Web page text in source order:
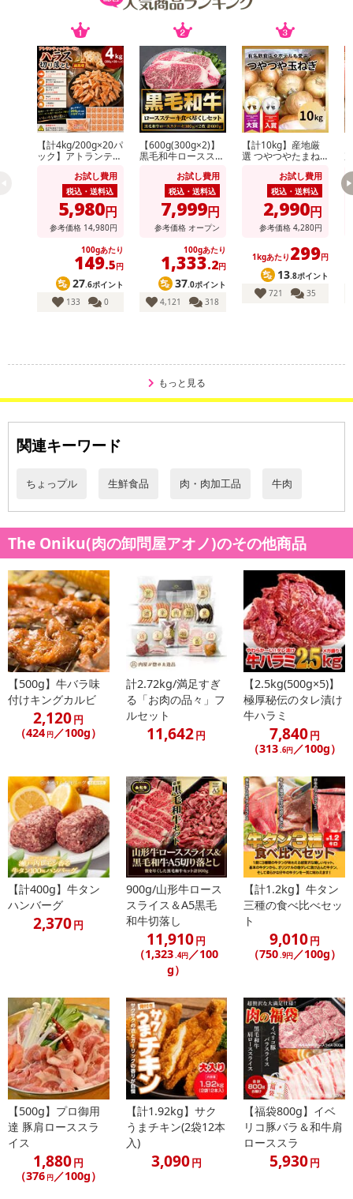
焼肉店のハラミの味をご自宅で！
肉を知り尽くしたThe Oniku(肉の卸問屋アオノ)がお届けする「厚切
り牛ハラミ」！
どっさり3kg(500gずつの小分けパック)の圧倒的なボリュームで
す！
厚切りのハラミをガブリとかぶりついた瞬間、牛ハラミならではの
旨味がお口の中に溢れ出ます！
ギトギトした脂っこさもなく食べごたえも満点！
「厚切り牛ハラミ」は丁寧な下処理を施しているため、焼き縮みが
ほとんどありません。
なので、厚切りなのにやわらかく、しかもジューシー！
どっぷり漬け込んだ「特製ダレ」がこれまた絶品！
このタレだけで白飯が何杯でもイケちゃいます！
老舗50年の肉職人が厳選した「厚切り牛ハラミ」は、独特な臭みも
なく、食べごたえ十分！
「特製ダレ」がしっかりお肉に染み込んでいて、ストレートに旨味
【計4kg/200g×20パ
ック】アトランティ
切り落としお試し費用
税込・送料込
5,980円
参考価格 14,980円
100gあたり
149.5円
27.6ポイント
133
0
【600g(300g×2)】
黒毛和牛ロースステ
お試し費用
税込・送料込
7,999円
参考価格 オープン
100gあたり
1,333.2円
37.0ポイント
4,121
318
【計10kg】産地厳
選 つやつやたまね
お試し費用
税込・送料込
2,990円
参考価格 4,280円
1kgあたり 299円
13.8ポイント
721
35
もっと見る
関連キーワード
ちょっプル 生鮮食品 肉・肉加工品 牛肉
The Oniku(肉の卸問屋アオノ)のその他商品
【500g】牛バラ味
付けキングカルビ
2,120円
（424 円 ／100g）
計2.72kg/満足すぎ
る「お肉の品々」フ
ルセット
11,642円
【2.5kg(500g×5)】
極厚秘伝のタレ漬け
牛ハラミ
7,840円
（313.6円／100g）
【計400g】牛タン
ハンバーグ
2,370円
900g/山形牛ロース
スライス＆A5黒毛
和牛切落し
11,910円
（1,323.4円／100
g）
【計1.2kg】牛タン
三種の食べ比べセッ
ト
9,010円
（750.9円／100g）
【500g】プロ御用
達 豚肩ローススラ
イス
1,880円
（376 円／100g）
【計1.92kg】サク
うまチキン(2袋12本
入)
3,090円
【福袋800g】イベ
リコ豚バラ＆和牛肩
ローススラ
5,930円